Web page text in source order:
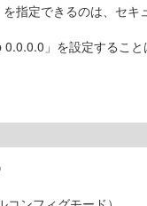
指定できるのは、セキ
」を設定するこ